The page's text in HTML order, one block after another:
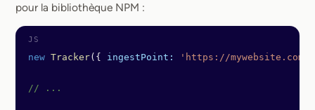
pour la bibliothèque NPM :
new Tracker({ ingestPoint: 'https://mywebsite.com/
// ...